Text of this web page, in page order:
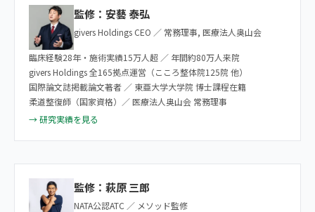
監修：安藝 泰弘
givers Holdings CEO ／ 常務理事, 医療法人奥山会
臨床経験28年・施術実績15万人超 ／ 年間約80万人来院
givers Holdings 全165拠点運営（こころ整体院125院 他）
国際論文誌掲載論文著者 ／ 東亜大学大学院 博士課程在籍
柔道整復師（国家資格）／ 医療法人奥山会 常務理事
→ 研究実績を見る
監修：萩原 三郎
NATA公認ATC ／ メソッド監修